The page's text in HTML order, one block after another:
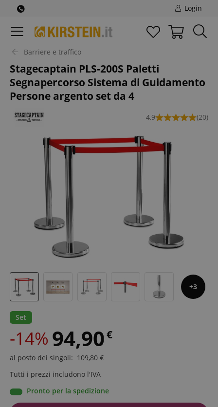
Login
Barriere e traffico
Stagecaptain PLS-200S Paletti
Segnapercorso Sistema di Guidamento
Persone argento set da 4
4,9 (20)
3
Set
-14% 94,90€
al posto dei singoli: 109,80 €
Tutti i prezzi includono l'IVA
Pronto per la spedizione